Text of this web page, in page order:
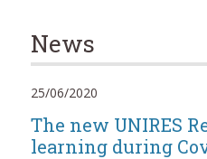
News
25/06/2020
The new UNIRES
learning during